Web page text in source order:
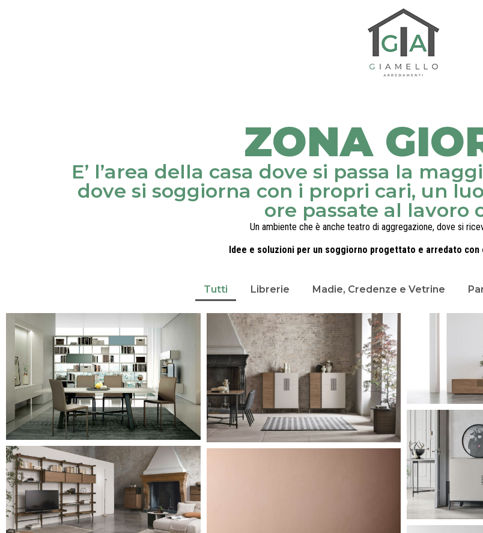
ZONA
E’ l’area della casa dove si passa la
dove si soggiorna con i propri cari, un
ore passate al lavoro
Un ambiente che è anche teatro di aggregazione, dove si
Idee e soluzioni per un soggiorno progettato e arredato
Tutti Librerie Madie, Credenze e Vetrine